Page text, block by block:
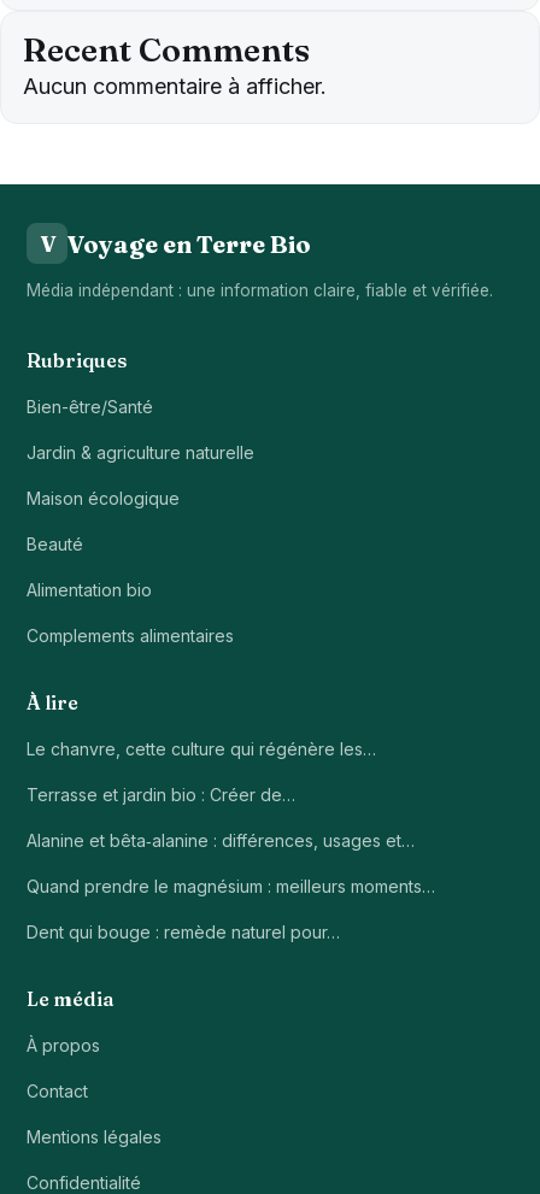
Recent Comments
Aucun commentaire à afficher.
V Voyage en Terre Bio
Média indépendant : une information claire, fiable et vérifiée.
Rubriques
Bien-être/Santé
Jardin & agriculture naturelle
Maison écologique
Beauté
Alimentation bio
Complements alimentaires
À lire
Le chanvre, cette culture qui régénère les…
Terrasse et jardin bio : Créer de…
Alanine et bêta‑alanine : différences, usages et…
Quand prendre le magnésium : meilleurs moments…
Dent qui bouge : remède naturel pour…
Le média
À propos
Contact
Mentions légales
Confidentialité